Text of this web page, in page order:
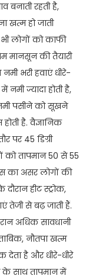
बनाती रहती है,
खत्म हो जाती
भी लोगों को काफी
मानसून की तैयारी
भरी हवाएं धीरे-
ज्यादा होती है,
पसीने को सूखने
है. वैज्ञानिक
पर 45 डिग्री
को तापमान 50 से 55
का असर लोगों की
हीट स्ट्रोक,
तेजी से बढ़ जाती हैं.
अधिक सावधानी
नौतपा खत्म
देता है और धीरे-धीरे
साथ तापमान में